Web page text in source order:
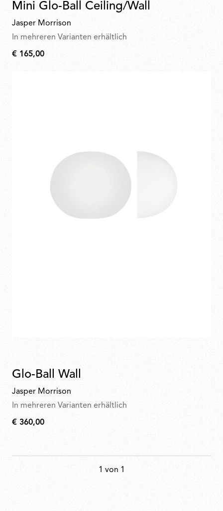
Mini Glo-Ball Ceiling/Wall
Jasper Morrison
In mehreren Varianten erhältlich
€
€ 165,00
Glo-Ball Wall
Jasper Morrison
In mehreren Varianten erhältlich
€
€ 360,00
1 von 1